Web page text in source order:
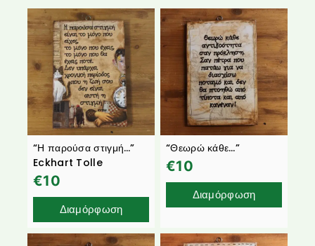
“Η παρούσα στιγμή…”
Eckhart Tolle
€10
Διαμόρφωση
“Θεωρώ κάθε…”
€10
Διαμόρφωση